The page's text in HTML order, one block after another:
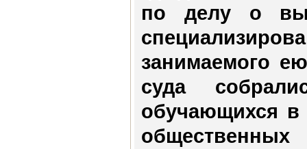
по делу о
занимаемого
суда
обучающихся в